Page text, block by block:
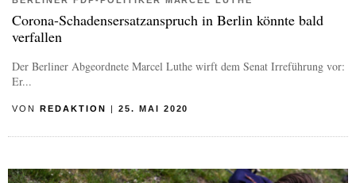
Corona-Schadensersatzanspruch in Berlin könnte bald
verfallen
Der Berliner Abgeordnete Marcel Luthe wirft dem Senat Irreführung vor:
Er...
VON REDAKTION | 25. MAI 2020